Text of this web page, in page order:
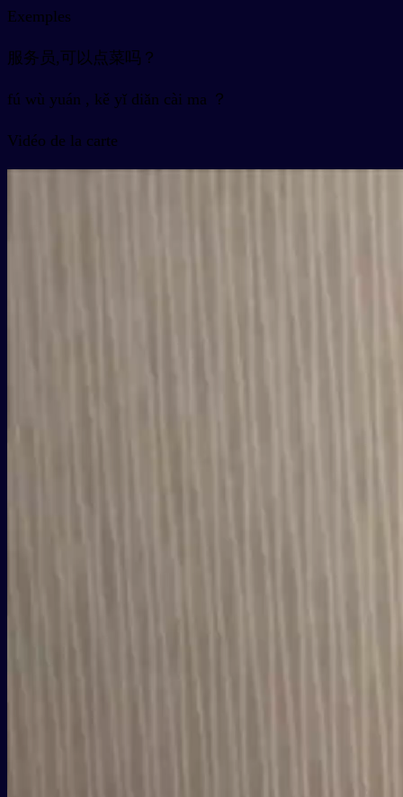
Exemples
服务员,可以点菜吗？
fú wù yuán , kě yǐ diǎn cài ma ？
Vidéo de la carte